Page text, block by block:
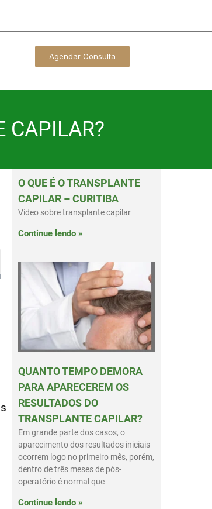
Agendar Consulta
CAPILAR?
O QUE É O TRANSPLANTE
CAPILAR – CURITIBA
Vídeo sobre transplante capilar
Continue lendo »
QUANTO TEMPO DEMORA
PARA APARECEREM OS
RESULTADOS DO
TRANSPLANTE CAPILAR?
Em grande parte dos casos, o
aparecimento dos resultados iniciais
ocorrem logo no primeiro mês, porém,
dentro de três meses de pós-
operatório é normal que
Continue lendo »